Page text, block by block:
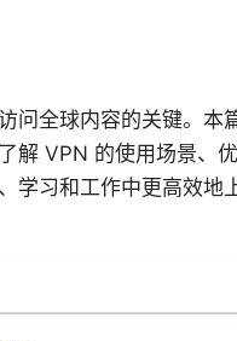
问全球内容的关键。本
解 VPN 的使用场景、
习和工作中更高效地